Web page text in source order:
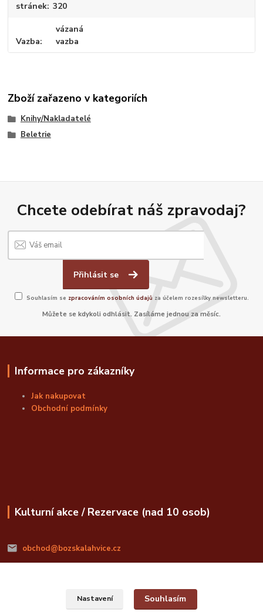
stránek 320
Vazba
vázaná
vazba
Zboží zařazeno v kategoriích
Knihy/Nakladatelé
Beletrie
Chcete odebírat náš zpravodaj?
Přihlásit se
Souhlasím se zpracováním osobních údajů za účelem rozesílky newsletteru.
Můžete se kdykoli odhlásit. Zasíláme jednou za měsíc.
Informace pro zákazníky
Jak nakupovat
Obchodní podmínky
Kulturní akce / Rezervace (nad 10 osob)
obchod@bozskalahvice.cz
Nastavení Souhlasím